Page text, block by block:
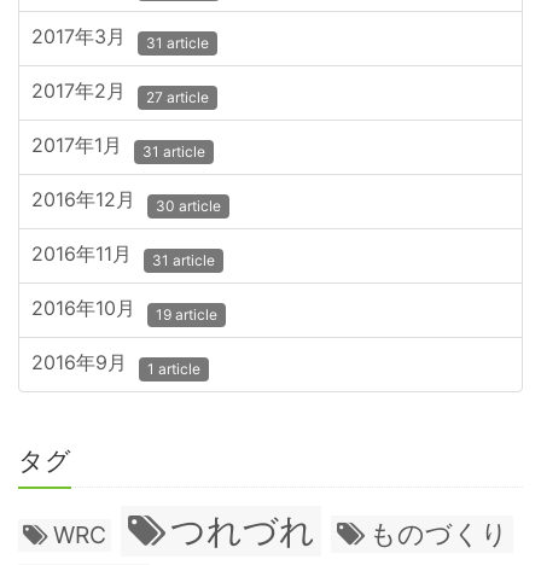
2017年3月 31 article
2017年2月 27 article
2017年1月 31 article
2016年12月 30 article
2016年11月 31 article
2016年10月 19 article
2016年9月 1 article
タグ
WRC つれづれ ものづくり